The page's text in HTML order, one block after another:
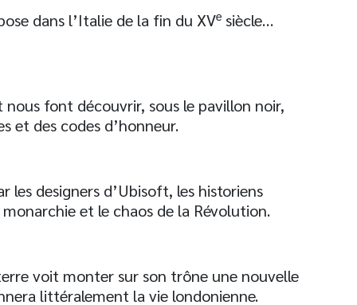
dans l’Italie de la fin du XVe siècle…
font découvrir, sous le pavillon noir,
et des codes d’honneur.
les designers d’Ubisoft, les historiens
et le chaos de la Révolution.
voit monter sur son trône une nouvelle
littéralement la vie londonienne.